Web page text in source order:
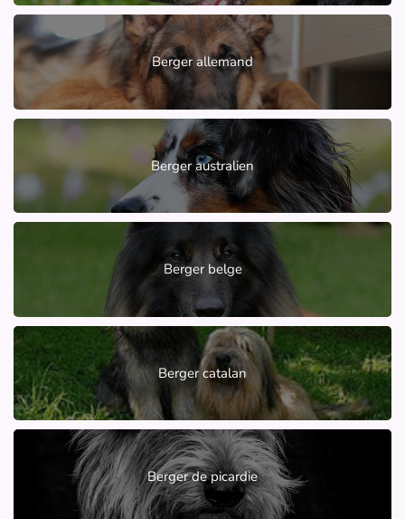
Berger allemand
Berger australien
Berger belge
Berger catalan
Berger de picardie